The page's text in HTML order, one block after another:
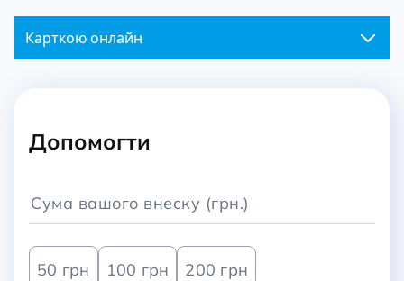
Карткою онлайн
Допомогти
50 грн 100 грн 200 грн